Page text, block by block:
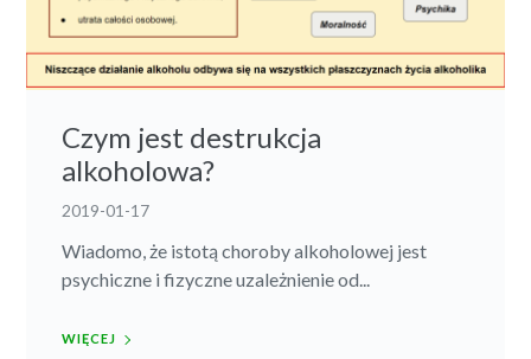
Czym jest destrukcja
alkoholowa?
2019-01-17
Wiadomo, że istotą choroby alkoholowej jest
psychiczne i fizyczne uzależnienie od...
WIĘCEJ